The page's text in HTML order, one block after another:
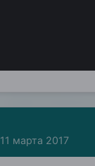
11 марта 2017